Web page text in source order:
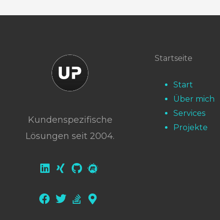
Kundenspezifische
Lösungen seit 2004.
Startseite
Start
Über mich
Services
Projekte